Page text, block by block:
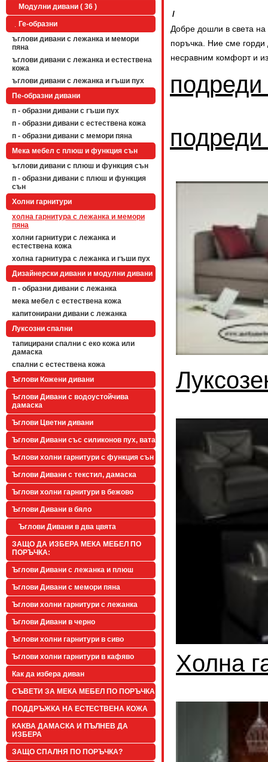
Модулни дивани ( 36 )
Ге-образни
ъглови дивани с лежанка и мемори
пяна
ъглови дивани с лежанка и естествена
кожа
ъглови дивани с лежанка и гъши пух
Пе-образни дивани
п - образни дивани с гъши пух
п - образни дивани с естествена кожа
п - образни дивани с мемори пяна
Мека мебел с плюш и функция сън
ъглови дивани с плюш и функция сън
п - образни дивани с плюш и функция
сън
Холни гарнитури
холна гарнитура с лежанка и мемори
пяна
холни гарнитури с лежанка и
естествена кожа
холна гарнитура с лежанка и гъши пух
Дизайнерски дивани и модулни дивани
п - образни дивани с лежанка
мека мебел с естествена кожа
капитонирани дивани с лежанка
Луксозни спални
тапицирани спални с еко кожа или
дамаска
спални с естествена кожа
Ъглови Кожени дивани
Ъглови Дивани с водоустойчива
дамаска
Ъглови Цветни дивани
Ъглови Дивани със силиконов пух, вата
Ъглови холни гарнитури с функция сън
Ъглови Дивани с текстил, дамаска
Ъглови холни гарнитури в бежово
Ъглови Дивани в бяло
Ъглови Дивани в два цвята
ЗАЩО ДА ИЗБЕРА МЕКА МЕБЕЛ ПО
ПОРЪЧКА:
Ъглови Дивани с лежанка и плюш
Ъглови Дивани с мемори пяна
Ъглови холни гарнитури с лежанка
Ъглови Дивани в черно
Ъглови холни гарнитури в сиво
Ъглови холни гарнитури в кафяво
Как да избера диван
СЪВЕТИ ЗА МЕКА МЕБЕЛ ПО ПОРЪЧКА
ПОДДРЪЖКА НА ЕСТЕСТВЕНА КОЖА
КАКВА ДАМАСКА И ПЪЛНЕВ ДА
ИЗБЕРА
ЗАЩО СПАЛНЯ ПО ПОРЪЧКА?
/
Добре дошли в света
поръчка. Ние сме
несравним комфорт и
Холна